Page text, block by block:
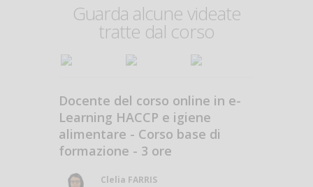
Guarda alcune videate
tratte dal corso
Docente del corso online in e-
Learning HACCP e igiene
alimentare - Corso base di
formazione - 3 ore
Clelia FARRIS